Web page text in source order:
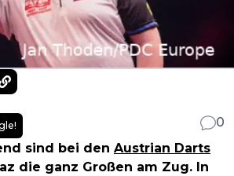
0
sind bei den Austrian Darts
die ganz Großen am Zug. In